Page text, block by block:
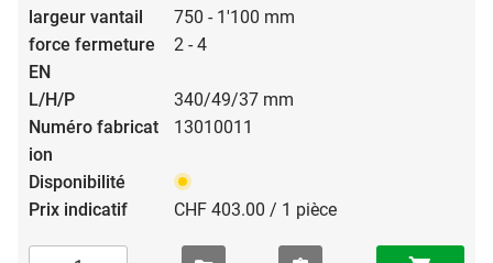
750 - 1'100 mm
2 - 4
340/49/37 mm
13010011
CHF 403.00 / 1 pièce